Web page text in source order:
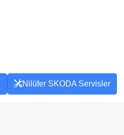
Nilüfer SKODA Servisler